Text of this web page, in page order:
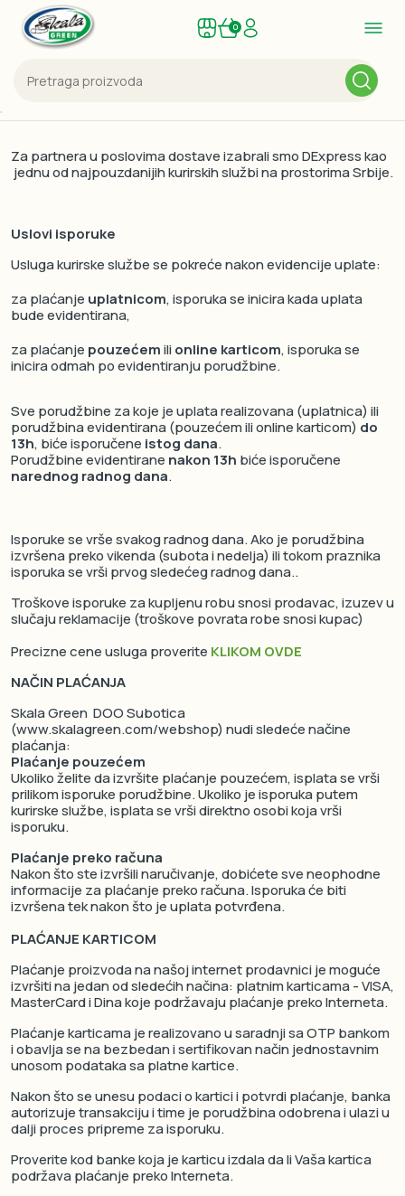
0
Za partnera u poslovima dostave izabrali smo DExpress kao
jednu od najpouzdanijih kurirskih službi na prostorima Srbije.
Uslovi isporuke
Usluga kurirske službe se pokreće nakon evidencije uplate:
za plaćanje uplatnicom, isporuka se inicira kada uplata
bude evidentirana,
za plaćanje pouzećemilionline karticom, isporuka se
inicira odmah po evidentiranju porudžbine.
Sve porudžbine za koje je uplata realizovana (uplatnica) ili
porudžbina evidentirana (pouzećem ili online karticom) do
13h, biće isporučene istog dana.
Porudžbine evidentirane nakon 13h biće isporučene
narednog radnog dana.
Isporuke se vrše svakog radnog dana. Ako je porudžbina
izvršena preko vikenda (subota i nedelja) ili tokom praznika
isporuka se vrši prvog sledećeg radnog dana..
Troškove isporuke za kupljenu robu snosi prodavac, izuzev u
slučaju reklamacije (troškove povrata robe snosi kupac)
Precizne cene usluga proverite KLIKOM OVDE
NAČIN PLAĆANJA
Skala Green DOO Subotica
(www.skalagreen.com/webshop) nudi sledeće načine
plaćanja:
Plaćanje pouzećem
Ukoliko želite da izvršite plaćanje pouzećem, isplata se vrši
prilikom isporuke porudžbine. Ukoliko je isporuka putem
kurirske službe, isplata se vrši direktno osobi koja vrši
isporuku.
Plaćanje preko računa
Nakon što ste izvršili naručivanje, dobićete sve neophodne
informacije za plaćanje preko računa. Isporuka će biti
izvršena tek nakon što je uplata potvrđena.
PLAĆANJE KARTICOM
Plaćanje proizvoda na našoj internet prodavnici je moguće
izvršiti na jedan od sledećih načina: platnim karticama - VISA,
MasterCard i Dina koje podržavaju plaćanje preko Interneta.
Plaćanje karticama je realizovano u saradnji sa OTP bankom
i obavlja se na bezbedan i sertifikovan način jednostavnim
unosom podataka sa platne kartice.
Nakon što se unesu podaci o kartici i potvrdi plaćanje, banka
autorizuje transakciju i time je porudžbina odobrena i ulazi u
dalji proces pripreme za isporuku.
Proverite kod banke koja je karticu izdala da li Vaša kartica
podržava plaćanje preko Interneta.